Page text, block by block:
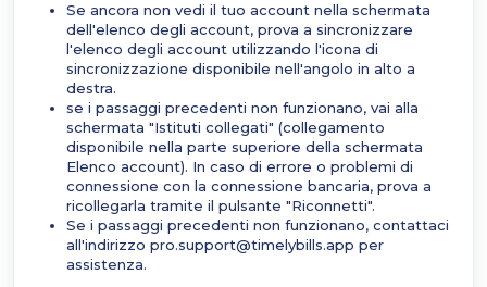
Se ancora non vedi il tuo account nella schermata
dell'elenco degli account, prova a sincronizzare
l'elenco degli account utilizzando l'icona di
sincronizzazione disponibile nell'angolo in alto a
destra.
se i passaggi precedenti non funzionano, vai alla
schermata "Istituti collegati" (collegamento
disponibile nella parte superiore della schermata
Elenco account). In caso di errore o problemi di
connessione con la connessione bancaria, prova a
ricollegarla tramite il pulsante "Riconnetti".
Se i passaggi precedenti non funzionano, contattaci
all'indirizzo pro.support@timelybills.app per
assistenza.